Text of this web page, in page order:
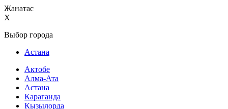
Жанатас
X
Выбор города
Астана
Актобе
Алма-Ата
Астана
Караганда
Кызылорда